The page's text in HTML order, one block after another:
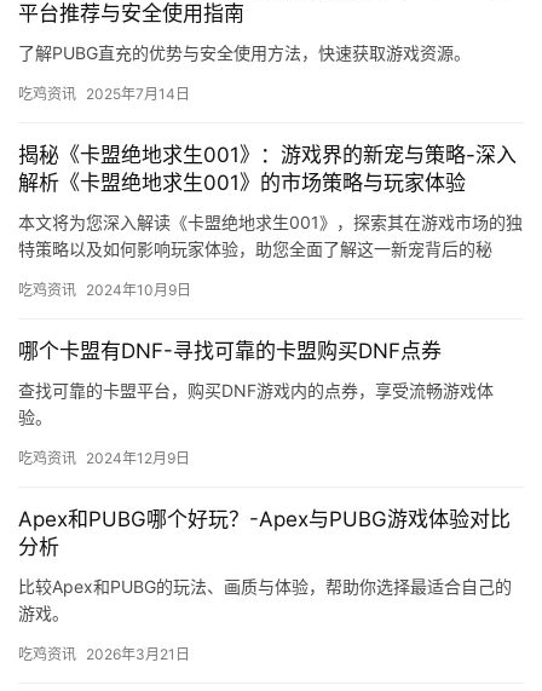
平台推荐与安全使用指南
了解PUBG直充的优势与安全使用方法，快速获取游戏资源。
吃鸡资讯 2025年7月14日
揭秘《卡盟绝地求生001》：游戏界的新宠与策略-深入
解析《卡盟绝地求生001》的市场策略与玩家体验
本文将为您深入解读《卡盟绝地求生001》，探索其在游戏市场的独
特策略以及如何影响玩家体验，助您全面了解这一新宠背后的秘
吃鸡资讯 2024年10月9日
哪个卡盟有DNF-寻找可靠的卡盟购买DNF点券
查找可靠的卡盟平台，购买DNF游戏内的点券，享受流畅游戏体
验。
吃鸡资讯 2024年12月9日
Apex和PUBG哪个好玩？-Apex与PUBG游戏体验对比
分析
比较Apex和PUBG的玩法、画质与体验，帮助你选择最适合自己的
游戏。
吃鸡资讯 2026年3月21日